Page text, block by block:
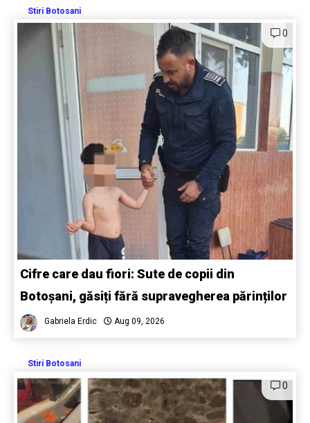
Stiri Botosani
0
Cifre care dau fiori: Sute de copii din
Botoșani, găsiți fără supravegherea părinților
Gabriela Erdic Aug 09, 2026
Stiri Botosani
0